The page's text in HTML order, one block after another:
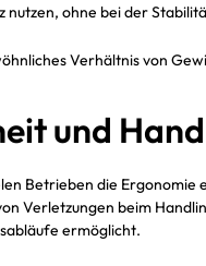
ohne bei der
Verhältnis von
und
Betrieben die
Verletzungen beim
ermöglicht.